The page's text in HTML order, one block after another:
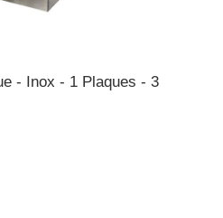
- Inox - 1 Plaques - 3